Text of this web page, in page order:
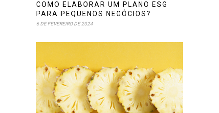
COMO ELABORAR UM PLANO ESG
PARA PEQUENOS NEGÓCIOS?
6 DE FEVEREIRO DE 2024